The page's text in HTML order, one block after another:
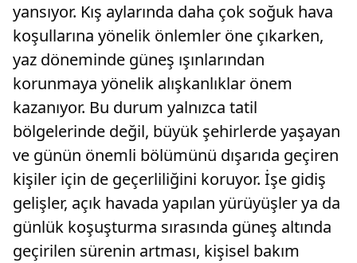
yansıyor. Kış aylarında daha çok soğuk hava
koşullarına yönelik önlemler öne çıkarken,
yaz döneminde güneş ışınlarından
korunmaya yönelik alışkanlıklar önem
kazanıyor. Bu durum yalnızca tatil
bölgelerinde değil, büyük şehirlerde yaşayan
ve günün önemli bölümünü dışarıda geçiren
kişiler için de geçerliliğini koruyor. İşe gidiş
gelişler, açık havada yapılan yürüyüşler ya da
günlük koşuşturma sırasında güneş altında
geçirilen sürenin artması, kişisel bakım